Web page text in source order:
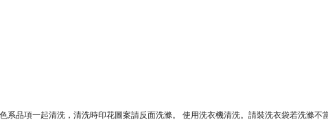
品項一起清洗，清洗時印花圖案請反面洗滌。 使用洗衣機清洗。請裝洗衣袋若洗滌不